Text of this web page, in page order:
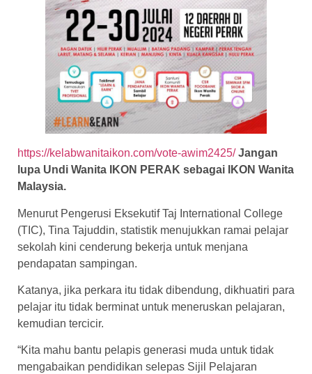
https://kelabwanitaikon.com/vote-awim2425/ Jangan
lupa Undi Wanita IKON PERAK sebagai IKON Wanita
Malaysia.
Menurut Pengerusi Eksekutif Taj International College
(TIC), Tina Tajuddin, statistik menujukkan ramai pelajar
sekolah kini cenderung bekerja untuk menjana
pendapatan sampingan.
Katanya, jika perkara itu tidak dibendung, dikhuatiri para
pelajar itu tidak berminat untuk meneruskan pelajaran,
kemudian tercicir.
“Kita mahu bantu pelapis generasi muda untuk tidak
mengabaikan pendidikan selepas Sijil Pelajaran